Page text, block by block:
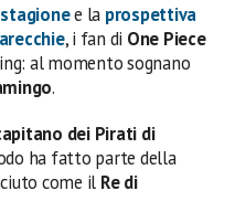
e la prospettiva
, i fan di One Piece
al momento sognano
.
dei Pirati di
ha fatto parte della
come il Re di